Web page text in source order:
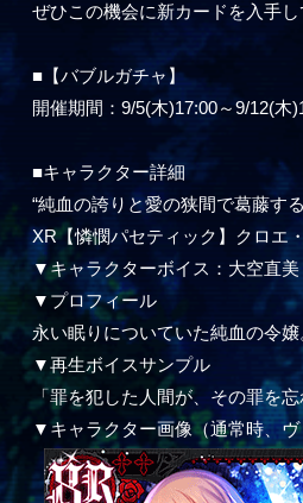
ぜひこの機会に新カードを入手
■【バブルガチャ】
開催期間：9/5(木)17:00～9/12(木
■キャラクター詳細
“純血の誇りと愛の狭間で葛藤す
XR【憐憫パセティック】クロエ
▼キャラクターボイス：大空直美
▼プロフィール
永い眠りについていた純血の令
▼再生ボイスサンプル
「罪を犯した人間が、その罪
▼キャラクター画像（通常時、